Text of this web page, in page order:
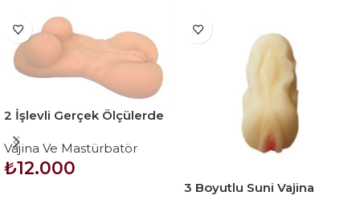
2 İşlevli Gerçek Ölçülerde
Oriental Girl
Vajina Ve Mastürbatör
₺12.000
3 Boyutlu Suni Vajina